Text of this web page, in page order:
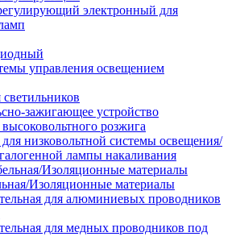
электронный для
управления освещением
зажигающее устройство
розжига
низковольтной системы освещения/
лампы накаливания
Изоляционные материалы
для алюминиевых проводников
для медных проводников под